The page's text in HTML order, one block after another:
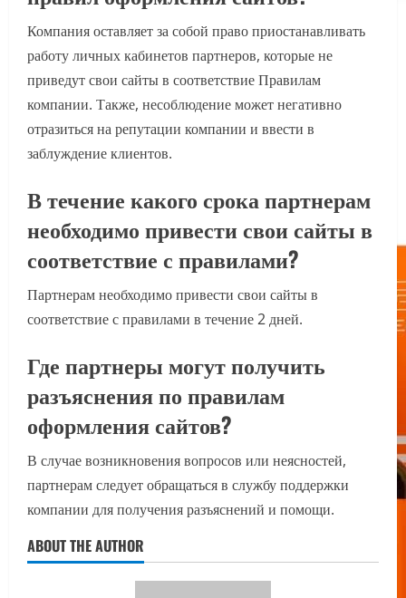
Компания оставляет за собой право приостанавливать
работу личных кабинетов партнеров, которые не
приведут свои сайты в соответствие Правилам
компании. Также, несоблюдение может негативно
отразиться на репутации компании и ввести в
заблуждение клиентов.
В течение какого срока партнерам
необходимо привести свои сайты в
соответствие с правилами?
Партнерам необходимо привести свои сайты в
соответствие с правилами в течение 2 дней.
Где партнеры могут получить
разъяснения по правилам
оформления сайтов?
В случае возникновения вопросов или неясностей,
партнерам следует обращаться в службу поддержки
компании для получения разъяснений и помощи.
ABOUT THE AUTHOR